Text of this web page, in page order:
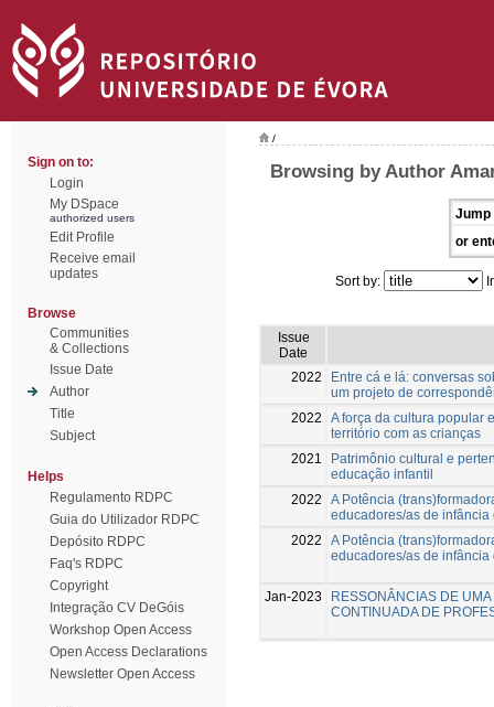
Sign on to:
Login
My DSpace
authorized users
Edit Profile
Receive email
updates
Browse
Communities
& Collections
Issue Date
Author
Title
Subject
Helps
Regulamento RDPC
Guia do Utilizador RDPC
Depósito RDPC
Faq's RDPC
Copyright
Integração CV DeGóis
Workshop Open Access
Open Access Declarations
Newsletter Open Access
/
Browsing by Author
Jump
or
Sort by:
Issue
Date
2022
Entre cá e lá: conversas
um projeto de
2022
A força da cultura popular
território com as crianças
2021
Patrimônio cultural e
educação infantil
2022
A Potência
educadores/as de
2022
A Potência
educadores/as de
Jan-2023
RESSONÂNCIAS DE
CONTINUADA DE